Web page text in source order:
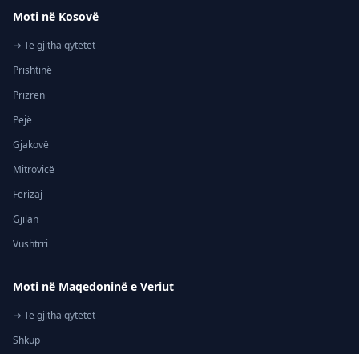
Moti në Kosovë
→ Të gjitha qytetet
Prishtinë
Prizren
Pejë
Gjakovë
Mitrovicë
Ferizaj
Gjilan
Vushtrri
Moti në Maqedoninë e Veriut
→ Të gjitha qytetet
Shkup